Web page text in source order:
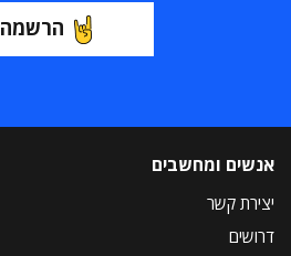
הרשמה
אנשים ומחשבים
יצירת קשר
דרושים